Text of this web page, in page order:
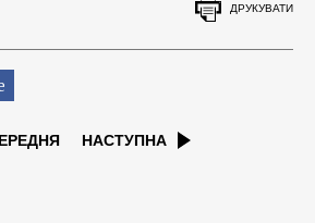
ДРУКУВАТИ
НАСТУПНА